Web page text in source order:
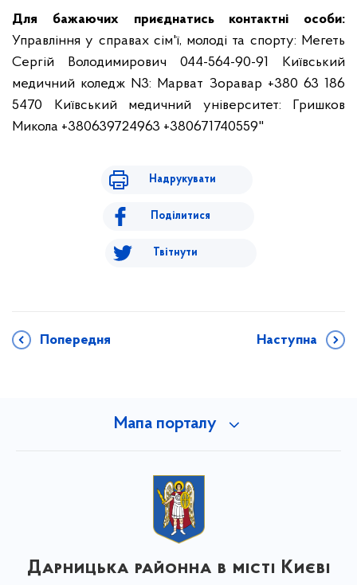
Для бажаючих приєднатись контактні особи:
Управління у справах сім'ї, молоді та спорту: Мегеть
Сергій Володимирович 044-564-90-91
Київський
медичний коледж N3: Марват Зоравар +380 63 186
5470
Київський медичний університет: Гришков
Микола +380639724963 +380671740559"
Надрукувати
Поділитися
Твітнути
Попередня Наступна
Мапа порталу
Дарницька районна в місті Києві